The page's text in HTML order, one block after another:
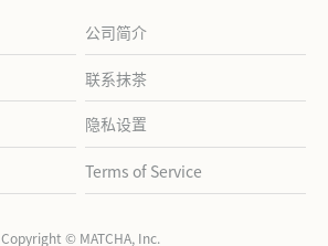
公司简介
联系抹茶
隐私设置
Terms of Service
Copyright © MATCHA, Inc.